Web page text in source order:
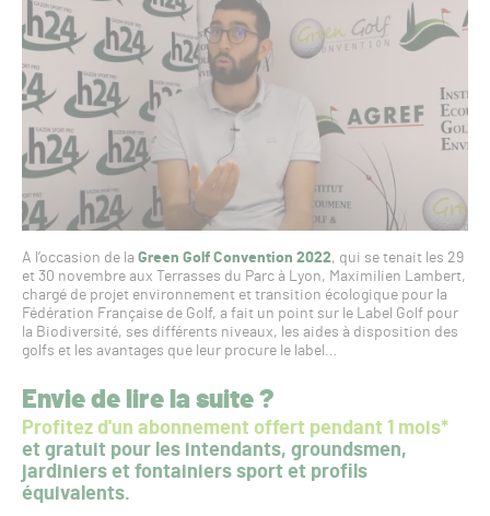
A l’occasion de la Green Golf Convention 2022, qui se tenait les 29
et 30 novembre aux Terrasses du Parc à Lyon, Maximilien Lambert,
chargé de projet environnement et transition écologique pour la
Fédération Française de Golf, a fait un point sur le Label Golf pour
la Biodiversité, ses différents niveaux, les aides à disposition des
golfs et les avantages que leur procure le label…
Envie de lire la suite ?
Profitez d'un abonnement offert pendant 1 mois*
et gratuit pour les intendants, groundsmen,
jardiniers et fontainiers sport et profils
équivalents.